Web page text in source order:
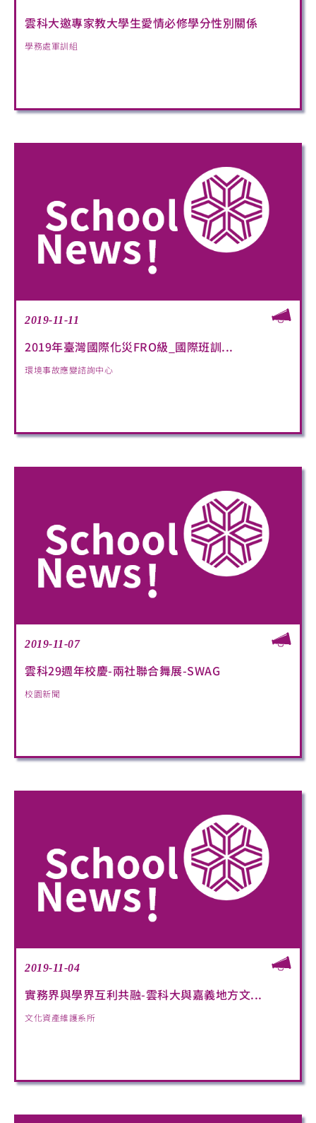
雲科大邀專家教大學生愛情必修學分性別關係
學務處軍訓組
2019-11-11
2019年臺灣國際化災FRO級_國際班訓...
環境事故應變諮詢中心
2019-11-07
雲科29週年校慶-兩社聯合舞展-SWAG
校園新聞
2019-11-04
實務界與學界互利共融-雲科大與嘉義地方文...
文化資產維護系所